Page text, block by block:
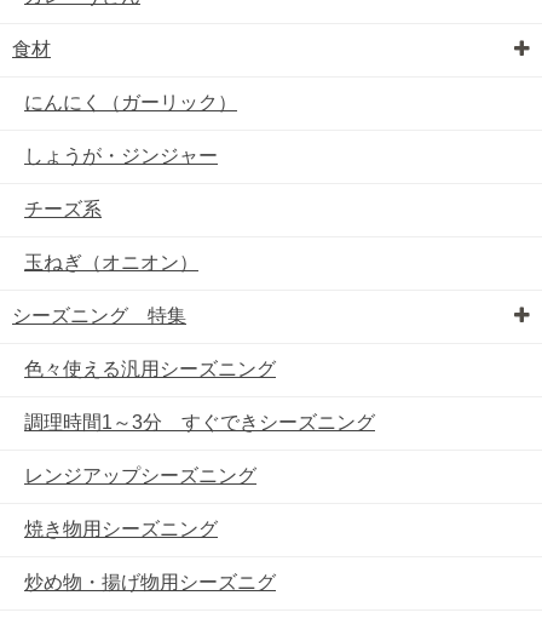
食材
にんにく（ガーリック）
しょうが・ジンジャー
チーズ系
玉ねぎ（オニオン）
シーズニング 特集
色々使える汎用シーズニング
調理時間1～3分 すぐできシーズニング
レンジアップシーズニング
焼き物用シーズニング
炒め物・揚げ物用シーズニグ